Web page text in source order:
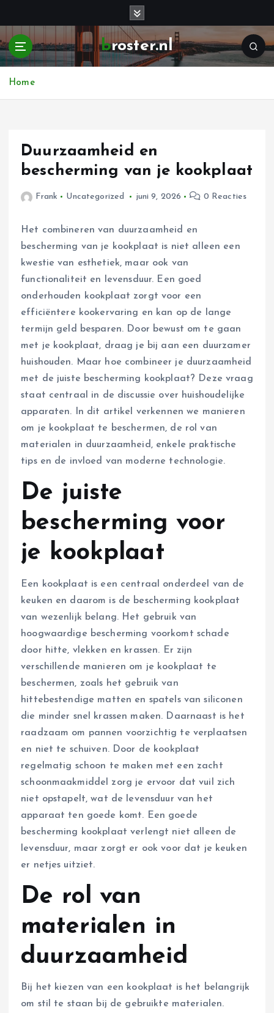
a
a
broster.nl
Home
Duurzaamheid en
bescherming van je kookplaat
Frank Uncategorized juni 9, 2026 0 Reacties
Het combineren van duurzaamheid en
bescherming van je kookplaat is niet alleen een
kwestie van esthetiek, maar ook van
functionaliteit en levensduur. Een goed
onderhouden kookplaat zorgt voor een
efficiëntere kookervaring en kan op de lange
termijn geld besparen. Door bewust om te gaan
met je kookplaat, draag je bij aan een duurzamer
huishouden. Maar hoe combineer je duurzaamheid
met de juiste bescherming kookplaat? Deze vraag
staat centraal in de discussie over huishoudelijke
apparaten. In dit artikel verkennen we manieren
om je kookplaat te beschermen, de rol van
materialen in duurzaamheid, enkele praktische
tips en de invloed van moderne technologie.
De juiste
bescherming voor
je kookplaat
Een kookplaat is een centraal onderdeel van de
keuken en daarom is de bescherming kookplaat
van wezenlijk belang. Het gebruik van
hoogwaardige bescherming voorkomt schade
door hitte, vlekken en krassen. Er zijn
verschillende manieren om je kookplaat te
beschermen, zoals het gebruik van
hittebestendige matten en spatels van siliconen
die minder snel krassen maken. Daarnaast is het
raadzaam om pannen voorzichtig te verplaatsen
en niet te schuiven. Door de kookplaat
regelmatig schoon te maken met een zacht
schoonmaakmiddel zorg je ervoor dat vuil zich
niet opstapelt, wat de levensduur van het
apparaat ten goede komt. Een goede
bescherming kookplaat verlengt niet alleen de
levensduur, maar zorgt er ook voor dat je keuken
er netjes uitziet.
De rol van
materialen in
duurzaamheid
Bij het kiezen van een kookplaat is het belangrijk
om stil te staan bij de gebruikte materialen.